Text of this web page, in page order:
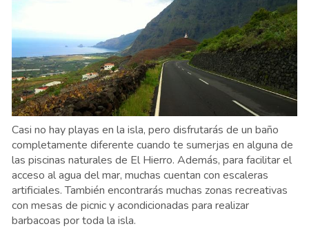
Casi no hay playas en la isla, pero disfrutarás de un baño
completamente diferente cuando te sumerjas en alguna de
las piscinas naturales de El Hierro. Además, para facilitar el
acceso al agua del mar, muchas cuentan con escaleras
artificiales. También encontrarás muchas zonas recreativas
con mesas de picnic y acondicionadas para realizar
barbacoas por toda la isla.